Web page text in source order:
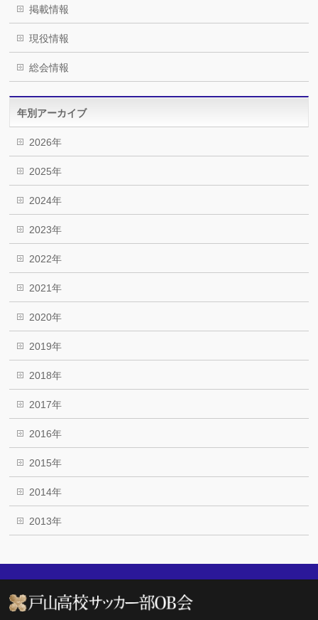
掲載情報
現役情報
総会情報
年別アーカイブ
2026年
2025年
2024年
2023年
2022年
2021年
2020年
2019年
2018年
2017年
2016年
2015年
2014年
2013年